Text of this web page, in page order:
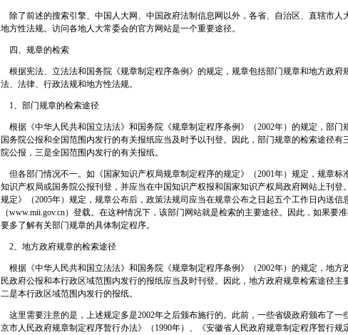
除了前述的搜索引擎、中国人大网、中国政府法制信息网以外，各省、自治区、直辖市人
地方性法规。访问各地人大常委会的官方网站是一个重要途径。
四、规章的检索
根据宪法、立法法和国务院《规章制定程序条例》的规定，规章包括部门规章和地方政府
法、法律、行政法规和地方性法规。
1、部门规章的检索途径
根据《中华人民共和国立法法》和国务院《规章制定程序条例》（2002年）的规定，部门
国务院公报和全国范围内发行的有关报纸应当及时予以刊登。因此，部门规章的检索途径有
院公报，三是全国范围内发行的有关报纸。
但各部门情况不一。如《国家知识产权局规章制定程序的规定》（2001年）规定，规章标
知识产权局或国务院公报刊登，并应当在中国知识产权报和国家知识产权局政府网站上刊登
规定》（2005年）规定，规章公布后，政策法规司应当在规章公布之日起五个工作日内送信
（www.mii.gov.cn）登载。在这种情况下，该部门网站就是检索的主要途径。因此，如果要
要多了解有关部门规章的具体制定程序。
2、地方政府规章的检索途径
根据《中华人民共和国立法法》和国务院《规章制定程序条例》（2002年）的规定，地方
民政府公报和本行政区域范围内发行的报纸应当及时刊登。因此，地方政府规章检索途径主
二是本行政区域范围内发行的报纸。
这里需要注意的是，上述规定多是2002年之后颁布施行的。此前，一些省级政府颁布了一
京市人民政府规章制定程序暂行办法》（1990年）、《安徽省人民政府规章制定程序暂行规